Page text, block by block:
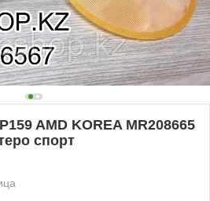
AMD KOREA MR208665
спорт